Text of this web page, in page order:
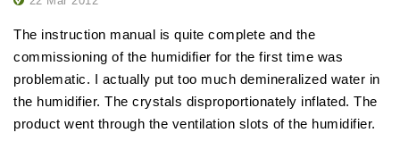
The instruction manual is quite complete and the
commissioning of the humidifier for the first time was
problematic. I actually put too much demineralized water in
the humidifier. The crystals disproportionately inflated. The
product went through the ventilation slots of the humidifier.